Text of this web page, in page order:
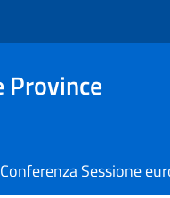
Province
Conferenza Sessione